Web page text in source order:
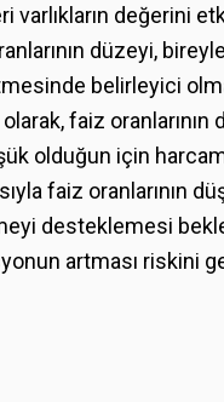
varlıkların değerini
düzeyi,
belirleyici
olarak, faiz
olduğun için
faiz oranlarının
desteklemesi
artması riskini